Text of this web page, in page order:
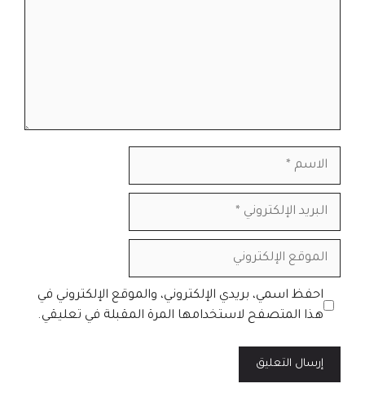
الاسم
البريد
الموقع
الإلكتروني
احفظ اسمي، بريدي الإلكتروني، والموقع الإلكتروني في
هذا المتصفح لاستخدامها المرة المقبلة في تعليقي.